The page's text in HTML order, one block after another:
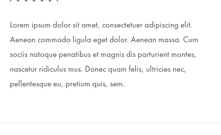
Lorem ipsum dolor sit amet, consectetuer adipiscing elit.
Aenean commodo ligula eget dolor. Aenean massa. Cum
sociis natoque penatibus et magnis dis parturient montes,
nascetur ridiculus mus. Donec quam felis, ultricies nec,
pellentesque eu, pretium quis, sem.